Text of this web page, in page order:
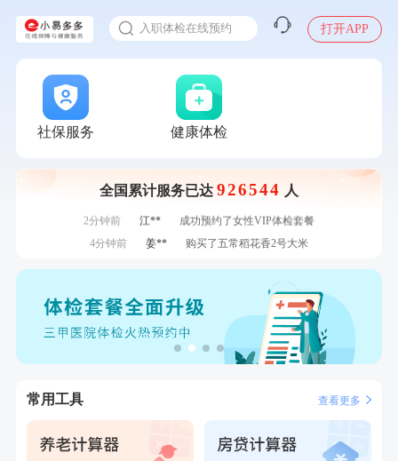
入职体检在线预约
打开APP
社保服务 健康体检
全国累计服务已达 926544 人
7分钟前 毛**
购买了联创雅斯奶锅DF-CP103M
7分钟前
毛**
购买了联创雅斯奶锅DF-CP103M
刚刚
江**
成功预约了女性VIP体检套餐
成功预约了女性VIP体检套餐
成功预约糖尿病强化体检套餐
刚刚
成功预约糖尿病强化体检套餐
购买了小熊电烤箱 DKX-F10M6
2分钟前
叶**
成功预约了女性防癌筛查套餐
2分钟前
江**
成功预约了女性VIP体检套餐
4分钟前
姜**
购买了五常稻花香2号大米
成功预约了精英体检套餐
6分钟前
江**
成功预约了标准套餐（男）
7分钟前
毛**
购买了联创雅斯奶锅DF-CP103M
购买了联创雅斯奶锅DF-CP103M
常用工具 查看更多